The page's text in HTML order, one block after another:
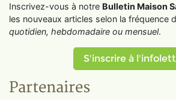
Inscrivez-vous à notre Bulletin Maison
les nouveaux articles selon la fréquence
quotidien, hebdomadaire ou mensuel.
S'inscrire à
Partenaires